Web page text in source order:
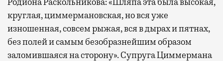
круглая, циммермановская, но вся уже
изношенная, совсем рыжая, вся в дырах и пятнах,
без полей и самым безобразнейшим образом
заломившаяся на сторону». Супруга Циммермана